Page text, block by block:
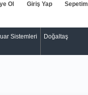
Ol Giriş Yap Sepetim
Sistemleri Doğaltaş